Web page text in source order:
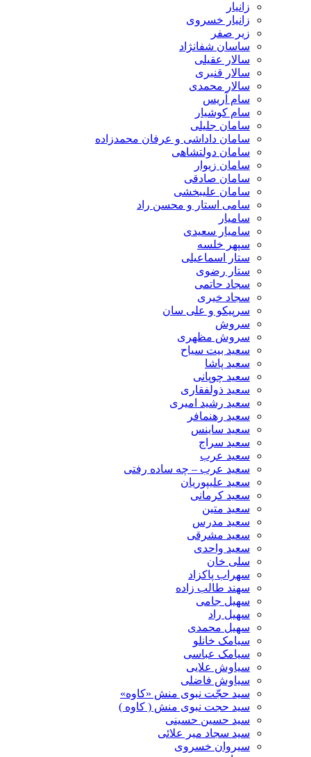
زانیار خسروی
زیر صفر
ساسان شفانژاد
سالار عقیلی
سالار قنبری
سالار محمدی
سام آریس
سام کوشیار
سامان جلیلی
سامان داداشی و عرفان محمدزاده
سامان دولتشاهی
سامان زیوار
سامان صادقی
سامان علیبخشی
سامی استار و محسن راد
سامیار
سامیار سعیدی
سپهر خلسه
ستار اسماعیلی
ستار رضوی
سجاد حاتمی
سجاد خیری
سرپیکو و علی سان
سروش
سروش مظهری
سعید بیت سیاح
سعید پاشا
سعید چوپانی
سعید ذولفقاری
سعید رشید امیری
سعید رهنمافر
سعید ساینس
سعید سراج
سعید عرب
سعید عرب – چه ساده رفتی
سعید علیپوریان
سعید کرمانی
سعید متین
سعید مدرس
سعید مشرقی
سعید واحدی
سلی خان
سهراب پاکزاد
سهند طالب زاده
سهیل جامی
سهیل راد
سهیل محمدی
سیامک خانلو
سیامک عباسی
سیاوش علایی
سیاوش فاضلی
سید حجّت نبوی منش «کاوه»
سید حجت نبوی منش ( کاوه )
سید حسین حسینى
سید سجاد میر علائی
سیروان خسروی